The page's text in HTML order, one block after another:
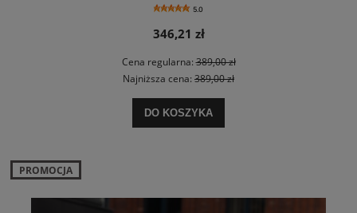
5.0
346,21 zł
Cena regularna:389,00 zł
Najniższa cena: 389,00 zł
DO KOSZYKA
PROMOCJA